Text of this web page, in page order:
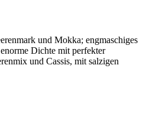
und Mokka; engmaschiges
Dichte mit perfekter
und Cassis, mit salzigen